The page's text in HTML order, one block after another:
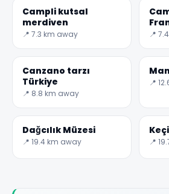
Campli kutsal
merdiven
📍 7.3 km away 📍
Canzano tarzı
Türkiye
📍 8.8 km away
📍
Dağcılık Müzesi
📍 19.4 km away 📍